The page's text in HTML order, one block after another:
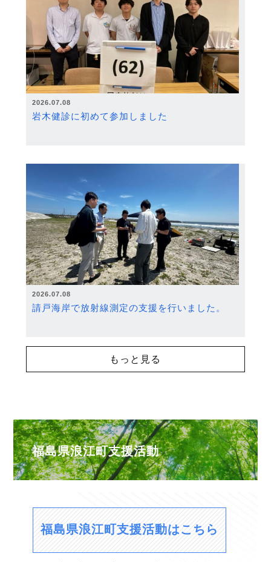
2026.07.08
岩木健診に初めて参加しました
2026.07.08
請戸海岸で放射線測定の支援を行いました。
もっと見る
福島県浪江町支援活動
福島県浪江町支援活動はこちら